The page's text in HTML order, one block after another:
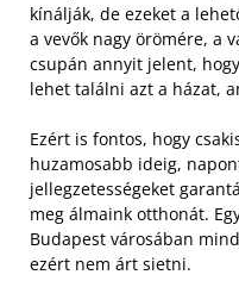
kínálják, de ezeket a
a vevők nagy örömére, a
csupán annyit jelent,
lehet találni azt a házat,
Ezért is fontos, hogy
huzamosabb ideig,
jellegzetességeket
meg álmaink otthonát.
Budapest városában
ezért nem árt sietni.